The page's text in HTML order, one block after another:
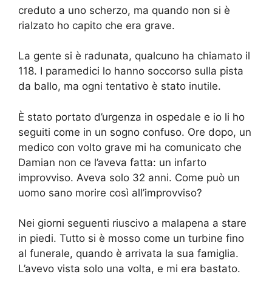
creduto a uno scherzo, ma quando non si è
rialzato ho capito che era grave.
La gente si è radunata, qualcuno ha chiamato il
118. I paramedici lo hanno soccorso sulla pista
da ballo, ma ogni tentativo è stato inutile.
È stato portato d’urgenza in ospedale e io li ho
seguiti come in un sogno confuso. Ore dopo, un
medico con volto grave mi ha comunicato che
Damian non ce l’aveva fatta: un infarto
improvviso. Aveva solo 32 anni. Come può un
uomo sano morire così all’improvviso?
Nei giorni seguenti riuscivo a malapena a stare
in piedi. Tutto si è mosso come un turbine fino
al funerale, quando è arrivata la sua famiglia.
L’avevo vista solo una volta, e mi era bastato.